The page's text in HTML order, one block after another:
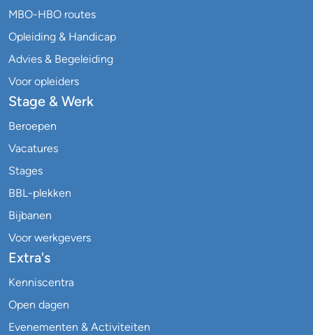
MBO-HBO routes
Opleiding & Handicap
Advies & Begeleiding
Voor opleiders
Stage & Werk
Beroepen
Vacatures
Stages
BBL-plekken
Bijbanen
Voor werkgevers
Extra's
Kenniscentra
Open dagen
Evenementen & Activiteiten